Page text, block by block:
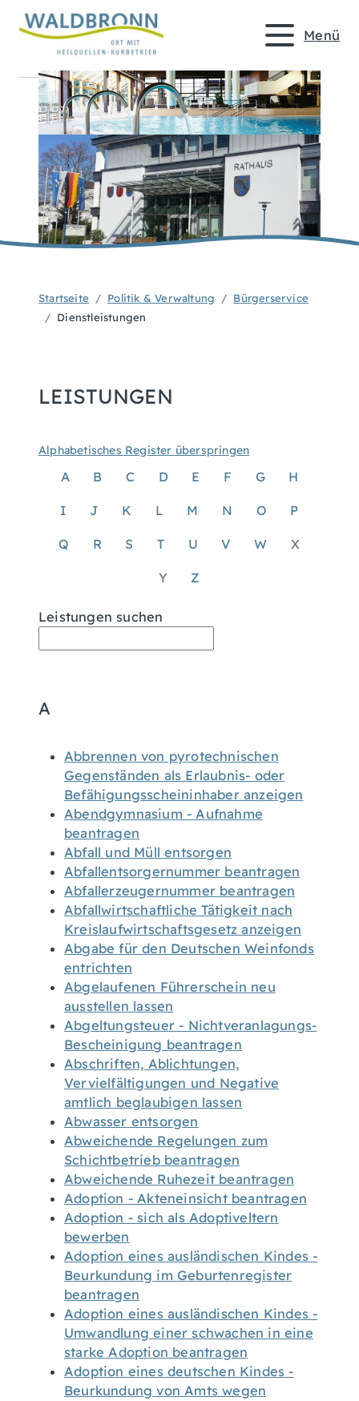
Menü
Startseite Politik & Verwaltung
Bürgerservice
Dienstleistungen
LEISTUNGEN
Alphabetisches Register überspringen
A B C D E F G H
I J K L M N O P
Q R S T U V W X
Y Z
Leistungen suchen
A
Abbrennen von pyrotechnischen
Gegenständen als Erlaubnis- oder
Befähigungsscheininhaber anzeigen
Abendgymnasium - Aufnahme
beantragen
Abfall und Müll entsorgen
Abfallentsorgernummer beantragen
Abfallerzeugernummer beantragen
Abfallwirtschaftliche Tätigkeit nach
Kreislaufwirtschaftsgesetz anzeigen
Abgabe für den Deutschen Weinfonds
entrichten
Abgelaufenen Führerschein neu
ausstellen lassen
Abgeltungsteuer - Nichtveranlagungs-
Bescheinigung beantragen
Abschriften, Ablichtungen,
Vervielfältigungen und Negative
amtlich beglaubigen lassen
Abwasser entsorgen
Abweichende Regelungen zum
Schichtbetrieb beantragen
Abweichende Ruhezeit beantragen
Adoption - Akteneinsicht beantragen
Adoption - sich als Adoptiveltern
bewerben
Adoption eines ausländischen Kindes -
Beurkundung im Geburtenregister
beantragen
Adoption eines ausländischen Kindes -
Umwandlung einer schwachen in eine
starke Adoption beantragen
Adoption eines deutschen Kindes -
Beurkundung von Amts wegen